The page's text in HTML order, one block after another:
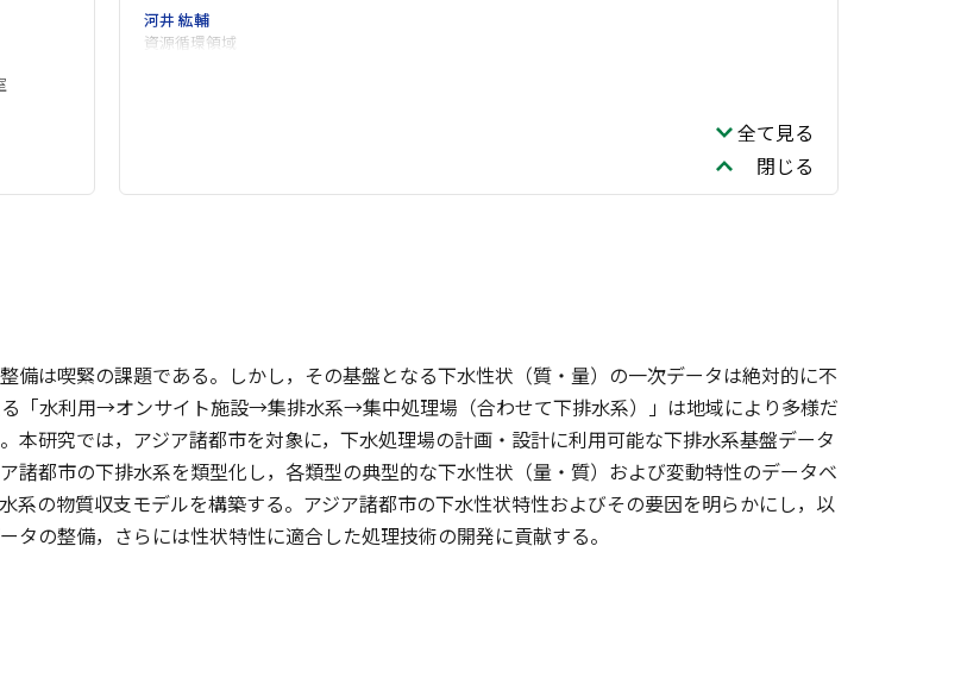
河井 紘輔
資源循環領域
全て見る
閉じる
備は喫緊の課題である。しかし，その基盤となる下水性状（質・量）の一次データは絶対的に不
「水利用→オンサイト施設→集排水系→集中処理場（合わせて下排水系）」は地域により多様だ
本研究では，アジア諸都市を対象に，下水処理場の計画・設計に利用可能な下排水系基盤データ
諸都市の下排水系を類型化し，各類型の典型的な下水性状（量・質）および変動特性のデータベ
系の物質収支モデルを構築する。アジア諸都市の下水性状特性およびその要因を明らかにし，以
タの整備，さらには性状特性に適合した処理技術の開発に貢献する。